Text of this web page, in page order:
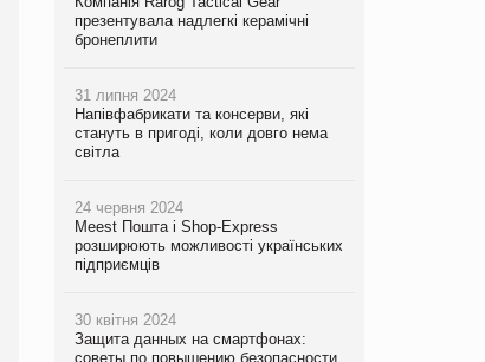
презентувала надлегкі керамічні
бронеплити
31 липня 2024
Напівфабрикати та консерви, які
стануть в пригоді, коли довго нема
світла
24 червня 2024
Meest Пошта і Shop-Express
розширюють можливості українських
підприємців
30 квітня 2024
Защита данных на смартфонах:
советы по повышению безопасности